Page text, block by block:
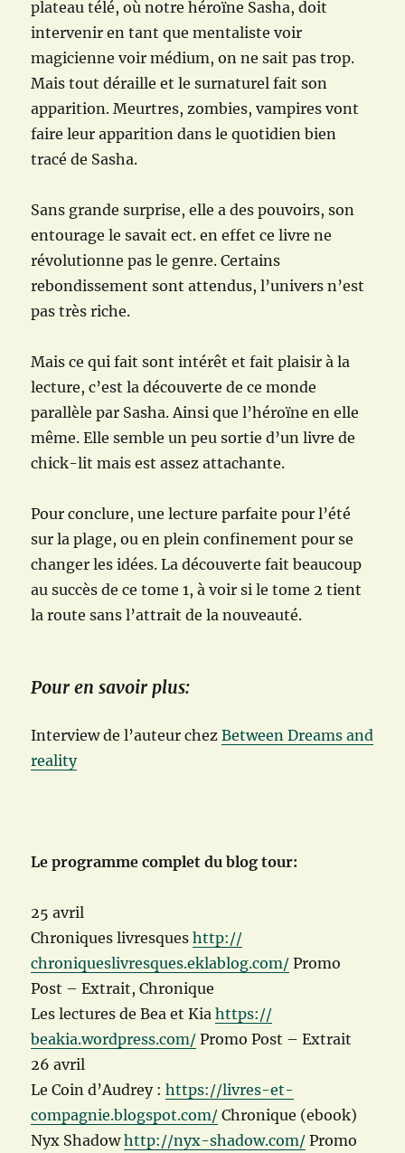
plateau télé, où notre héroïne Sasha, doit
intervenir en tant que mentaliste voir
magicienne voir médium, on ne sait pas trop.
Mais tout déraille et le surnaturel fait son
apparition. Meurtres, zombies, vampires vont
faire leur apparition dans le quotidien bien
tracé de Sasha.
Sans grande surprise, elle a des pouvoirs, son
entourage le savait ect. en effet ce livre ne
révolutionne pas le genre. Certains
rebondissement sont attendus, l’univers n’est
pas très riche.
Mais ce qui fait sont intérêt et fait plaisir à la
lecture, c’est la découverte de ce monde
parallèle par Sasha. Ainsi que l’héroïne en elle
même. Elle semble un peu sortie d’un livre de
chick-lit mais est assez attachante.
Pour conclure, une lecture parfaite pour l’été
sur la plage, ou en plein confinement pour se
changer les idées. La découverte fait beaucoup
au succès de ce tome 1, à voir si le tome 2 tient
la route sans l’attrait de la nouveauté.
Pour en savoir plus:
Interview de l’auteur chezBetween Dreams and
reality
Le programme complet du blog tour:
25 avril
Chroniques livresqueshttp://
chroniqueslivresques.eklablog.com/ Promo
Post – Extrait, Chronique
Les lectures de Bea et Kiahttps://
beakia.wordpress.com/ Promo Post – Extrait
26 avril
Le Coin d’Audrey :https://livres-et-
compagnie.blogspot.com/ Chronique (ebook)
Nyx Shadowhttp://nyx-shadow.com/ Promo